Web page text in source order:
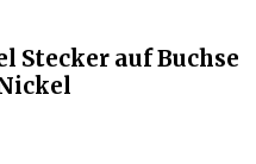
Stecker auf Buchse